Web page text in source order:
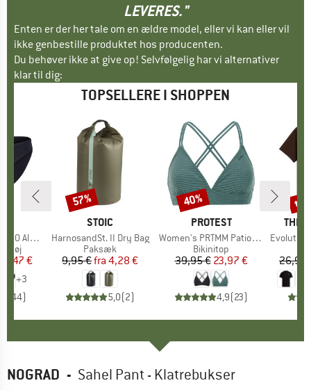
LEVERES."
Enten er der her tale om en ældre model, eller vi kan eller vil
ikke genbestille produktet hos producenten.
Du behøver ikke at give op! Selvfølgelig har vi alternativer
klar til dig:
TOPSELLERE I SHOPPEN
Brief
pris
€
+3
44)
MÆRKE
STOIC
Artikel
HarnosandSt. II Dry Bag
Produktgruppe
Paksæk
Pris
9,95 € Nedsat pris
fra 4,28 €
5,0(2)
Rabat
57%
MÆRKE
PROTEST
Artikel
Women's PRTMM Patio Triangle
Produktgruppe
Bikinitop
Pris
39,95 €Nedsat pris
23,97 €
4,9(23)
Rabat
40%
THE
Artikel
Evolution
26,95
til
NOGRAD - Sahel Pant - Klatrebukser